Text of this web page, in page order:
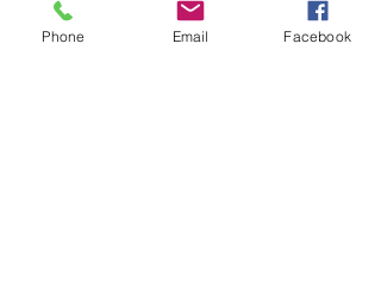
ta journée et celle des autres.
Prends soin de toi, tu le mérites. »
Phone Email Facebook